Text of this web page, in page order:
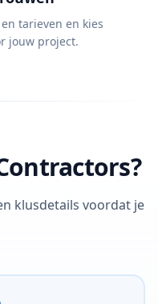
tarieven en kies
jouw project.
klusdetails voordat je